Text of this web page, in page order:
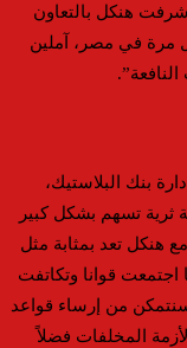
شرفت هنكل بالتعاون
مرة في مصر، آملين
بنك البلاستيك،
ثرية تسهم بشكل كبير
هنكل تعد بمثابة مثل
قوانا وتكاتفت
من إرساء قواعد
المخلفات فضلاً